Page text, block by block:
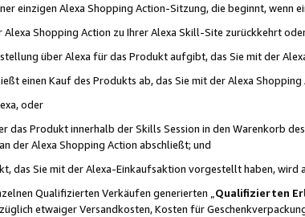
einzigen Alexa Shopping Action-Sitzung, die beginnt, wenn
Shopping Action zu Ihrer Alexa Skill-Site zurückkehrt
über Alexa für das Produkt aufgibt, das Sie mit der
einen Kauf des Produkts ab, das Sie mit der Alexa
oder
das Produkt innerhalb der Skills Session in den Warenkorb
der Alexa Shopping Action abschließt; und
das Sie mit der Alexa-Einkaufsaktion vorgestellt haben, wird
Qualifizierten Verkäufen generierten „ Qualifizierten
etwaiger Versandkosten, Kosten für